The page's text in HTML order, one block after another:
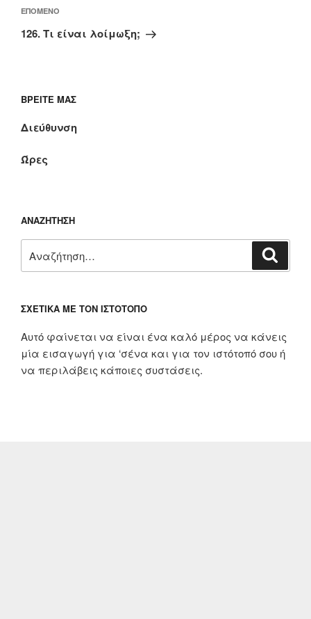
Επόμενο
άρθρο
ΕΠΌΜΕΝΟ
126. Τι είναι λοίμωξη;
ΒΡΕΊΤΕ ΜΑΣ
Διεύθυνση
Ώρες
ΑΝΑΖΉΤΗΣΗ
για:
ΣΧΕΤΙΚΆ ΜΕ ΤΟΝ ΙΣΤΌΤΟΠΟ
Αυτό φαίνεται να είναι ένα καλό μέρος να κάνεις
μία εισαγωγή για ‘σένα και για τον ιστότοπό σου ή
να περιλάβεις κάποιες συστάσεις.